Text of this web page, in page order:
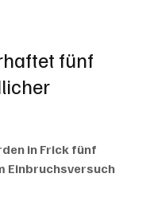
fünf
in Frick fünf
Einbruchsversuch